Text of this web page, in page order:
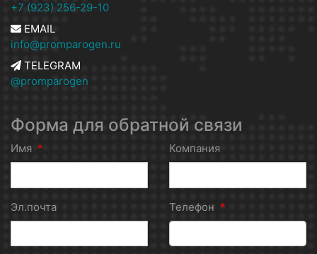
+7 (923) 256-29-10
EMAIL
info@promparogen.ru
TELEGRAM
@promparogen
Форма для обратной связи
Имя * Компания
Эл.почта Телефон *